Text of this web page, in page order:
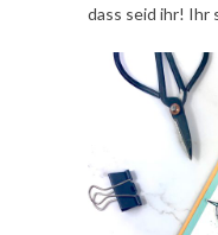
dass seid ihr! Ihr